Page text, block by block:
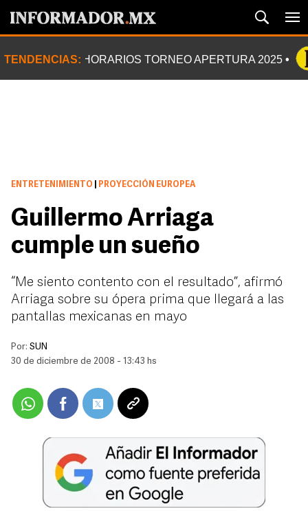
TENDENCIAS: HORARIOS TORNEO APERTURA 2025
ENTRETENIMIENTO PROYECCIÓN EUROPEA
Guillermo Arriaga
cumple un sueño
“Me siento contento con el resultado”, afirmó
Arriaga sobre su ópera prima que llegará a las
pantallas mexicanas en mayo
Por: SUN
30 de diciembre de 2008 - 13:43 hs